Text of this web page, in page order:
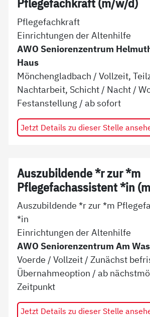
Pflegefachkraft (m/w/d)
Pflegefachkraft
Einrichtungen der Altenhilfe
AWO Seniorenzentrum
Haus
Mönchengladbach /Vollzeit,
Nachtarbeit, Schicht / Nacht /
Festanstellung / absofort
Jetzt Details zu dieser Stelle
Auszubildende *r zur *m
Pflegefachassistent *in
Auszubildende *r zur *m
*in
Einrichtungen der Altenhilfe
AWO Seniorenzentrum Am
Voerde /Vollzeit /Zunächst
Übernahmeoption / ab
Zeitpunkt
Jetzt Details zu dieser Stelle